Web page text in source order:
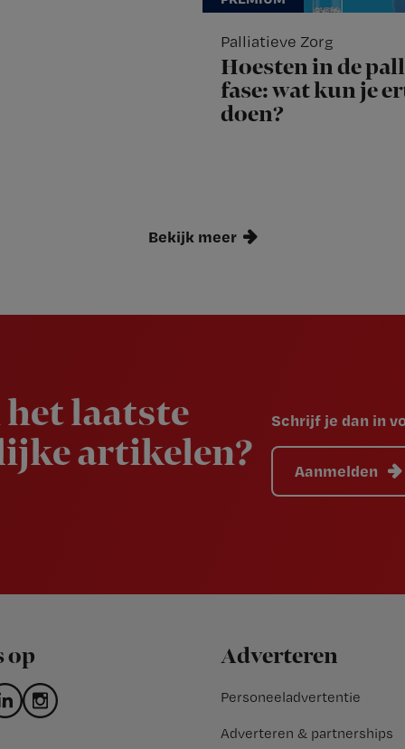
Palliatieve Zorg
Hoesten in de
fase: wat kun je
doen?
Bekijk meer
laatste
artikelen?
Schrijf je dan in
Aanmelden
op Adverteren
Personeeladvertentie
Adverteren & partnerships